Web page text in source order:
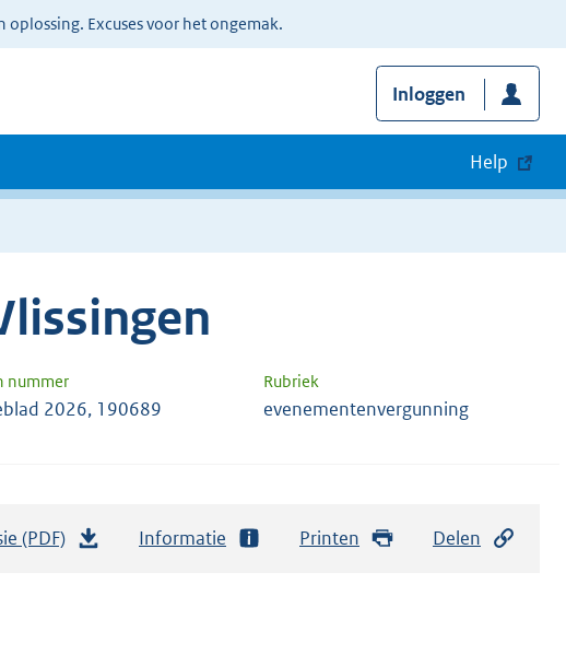
Excuses voor het ongemak.
Inloggen
Help
nummer Rubriek
2026, 190689 evenementenvergunning
(PDF) Informatie Printen Delen